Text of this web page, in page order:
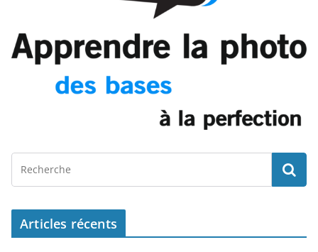
Articles récents